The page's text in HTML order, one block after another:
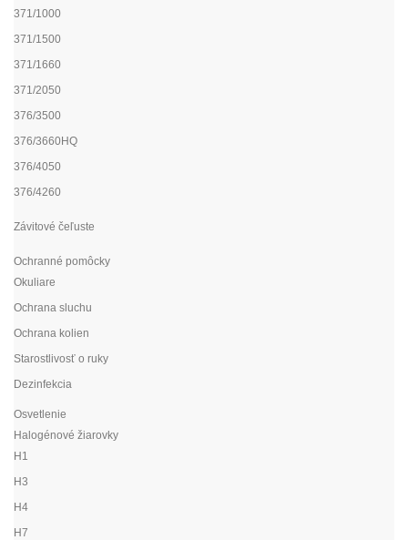
371/1000
371/1500
371/1660
371/2050
376/3500
376/3660HQ
376/4050
376/4260
Závitové čeľuste
Ochranné pomôcky
Okuliare
Ochrana sluchu
Ochrana kolien
Starostlivosť o ruky
Dezinfekcia
Osvetlenie
Halogénové žiarovky
H1
H3
H4
H7